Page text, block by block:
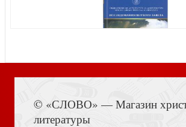
Диалог с историей (МП)
© «СЛОВО» — Магазин
литературы